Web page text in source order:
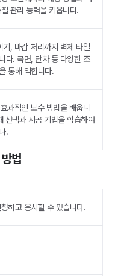
관리 능력을 키웁니다.
, 마감 처리까지 벽체 타일
다. 곡면, 단차 등 다양한 조
통해 익힙니다.
과적인 보수 방법을 배웁니
선택과 시공 기법을 학습하여
.
법
하고 응시할 수 있습니다.